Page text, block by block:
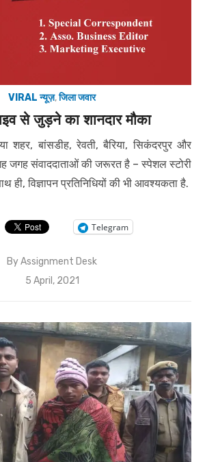
VIRAL न्यूज़,जिला जवार
से जुड़ने का शानदार मौका
शहर, बांसडीह, रेवती, बैरिया, सिकंदरपुर और
जगह संवाददाताओं की जरूरत है – स्पेशल स्टोरी
विज्ञापन प्रतिनिधियों की भी आवश्यकता है.
Telegram
ByAssignment Desk
Posted
5 April, 2021